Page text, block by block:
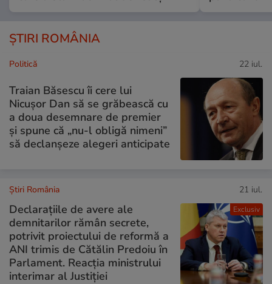
ȘTIRI ROMÂNIA
Politică 22 iul.
Traian Băsescu îi cere lui
Nicușor Dan să se grăbească cu
a doua desemnare de premier
și spune că „nu-l obligă nimeni”
să declanșeze alegeri anticipate
Exclusiv
Știri România 21 iul.
Declarațiile de avere ale
demnitarilor rămân secrete,
potrivit proiectului de reformă a
ANI trimis de Cătălin Predoiu în
Parlament. Reacția ministrului
interimar al Justiției